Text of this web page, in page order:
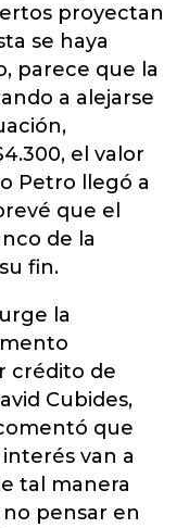
proyectan
se haya
parece que la
a alejarse
el valor
Petro llegó a
que el
de la
fin.
la
crédito de
Cubides,
que
van a
tal manera
pensar en